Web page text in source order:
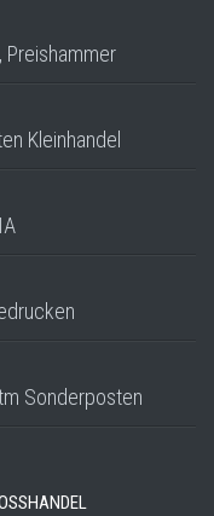
Preishammer
Kleinhandel
Sonderposten